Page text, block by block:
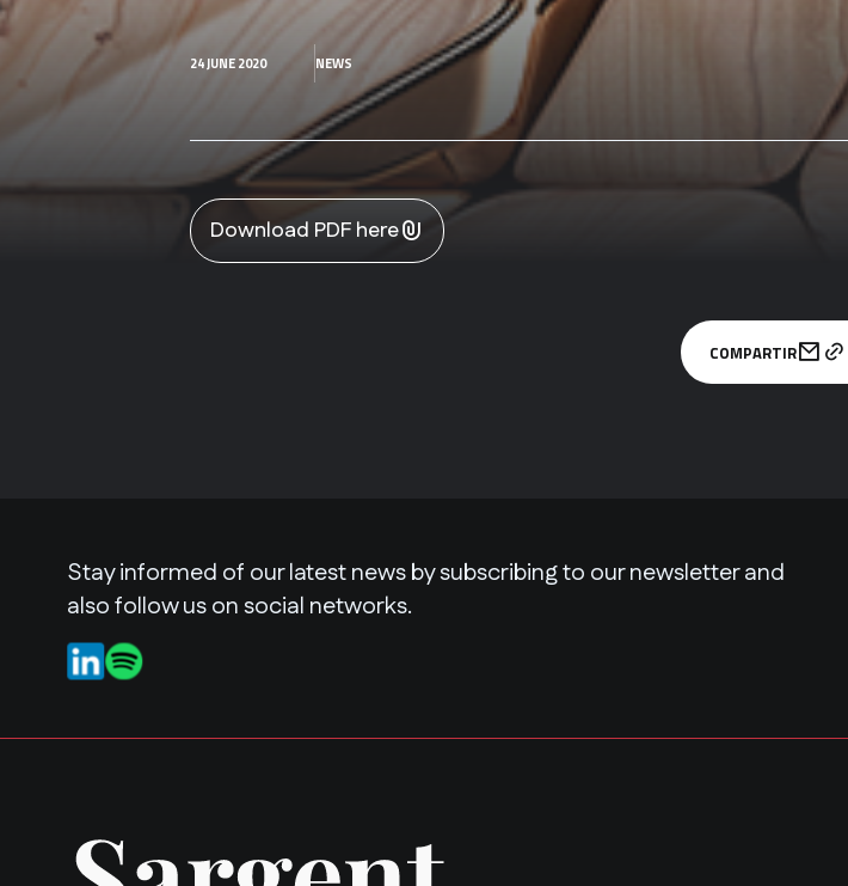
24 JUNE 2020 NEWS
Download PDF here
COMPARTIR
Stay informed of our latest news by subscribing to our newsletter and
also follow us on social networks.